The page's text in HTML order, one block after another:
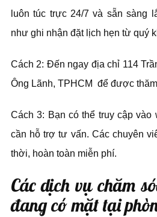
luôn túc trực 24/7 và sẵn sàng
như ghi nhận đặt lịch hẹn từ quý
Cách 2: Đến ngay địa chỉ 114
Ông Lãnh, TPHCM để được
Cách 3: Bạn có thể truy cập vào
cần hỗ trợ tư vấn. Các chuyên
thời, hoàn toàn miễn phí.
Các dịch vụ chăm
đang có mặt tại